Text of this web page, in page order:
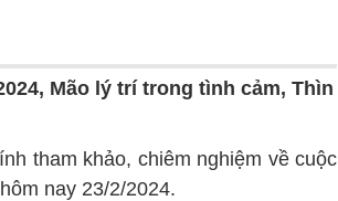
Mão lý trí trong tình cảm, Thìn
tham khảo, chiêm nghiệm về cuộc
nay 23/2/2024.